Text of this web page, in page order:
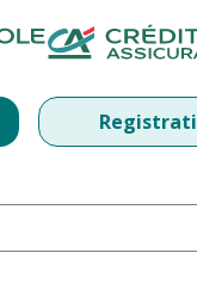
Registrati